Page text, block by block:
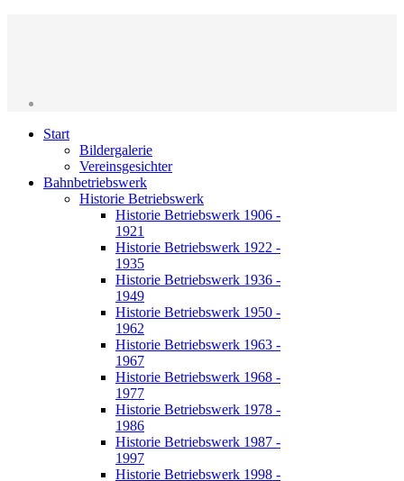
Start
Bildergalerie
Vereinsgesichter
Bahnbetriebswerk
Historie Betriebswerk
Historie Betriebswerk 1906 -
1921
Historie Betriebswerk 1922 -
1935
Historie Betriebswerk 1936 -
1949
Historie Betriebswerk 1950 -
1962
Historie Betriebswerk 1963 -
1967
Historie Betriebswerk 1968 -
1977
Historie Betriebswerk 1978 -
1986
Historie Betriebswerk 1987 -
1997
Historie Betriebswerk 1998 -